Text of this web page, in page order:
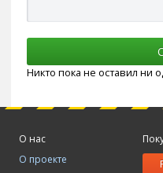
Никто пока не оставил ни
О нас
О проекте